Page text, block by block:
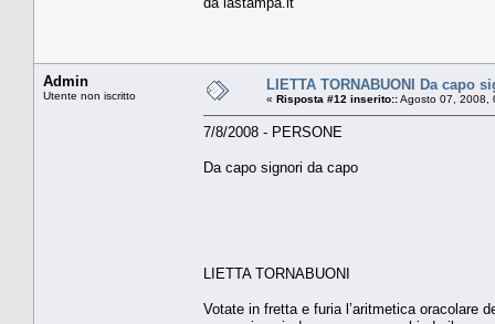
Admin
Utente non iscritto
LIETTA TORNABUONI Da capo
« Risposta #12 inserito::Agosto 07, 2008,
7/8/2008 - PERSONE
Da capo signori da capo
LIETTA TORNABUONI
Votate in fretta e furia l’aritmetica oracolare